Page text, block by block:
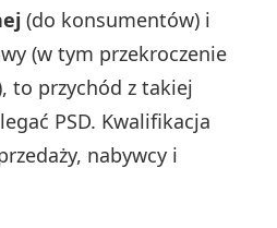
(do konsumentów) i
(w tym przekroczenie
to przychód z takiej
PSD. Kwalifikacja
nabywcy i